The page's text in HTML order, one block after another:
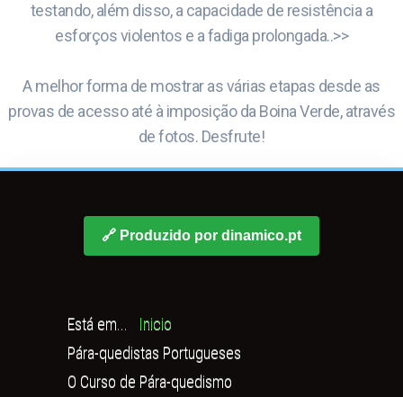
testando, além disso, a capacidade de resistência a
esforços violentos e a fadiga prolongada..>>
A melhor forma de mostrar as várias etapas desde as
provas de acesso até à imposição da Boina Verde, através
de fotos. Desfrute!
🔗 Produzido por dinamico.pt
Está em...
Inicio
Pára-quedistas Portugueses
O Curso de Pára-quedismo